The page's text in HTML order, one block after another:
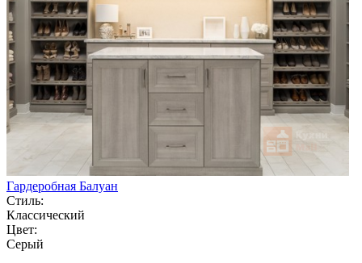
Гардеробная Балуан
Стиль:
Классический
Цвет:
Серый